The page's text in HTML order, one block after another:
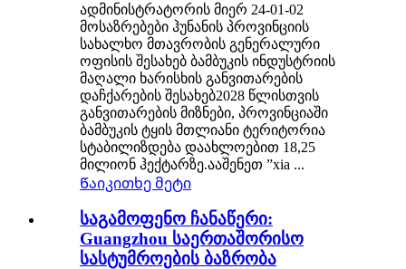
ადმინისტრატორის მიერ 24-01-02
მოსაზრებები ჰუნანის პროვინციის
სახალხო მთავრობის გენერალური
ოფისის შესახებ ბამბუკის ინდუსტრიის
მაღალი ხარისხის განვითარების
დაჩქარების შესახებ2028 წლისთვის
განვითარების მიზნები, პროვინციაში
ბამბუკის ტყის მთლიანი ტერიტორია
სტაბილიზდება დაახლოებით 18,25
მილიონ ჰექტარზე.ააშენეთ ”xia ...
Წაიკითხე მეტი
საგამოფენო ჩანაწერი:
Guangzhou საერთაშორისო
სასტუმროების ბაზრობა